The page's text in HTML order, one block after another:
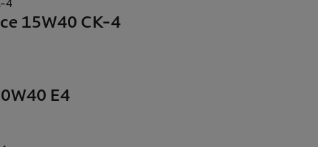
15W40 CK-4
E4